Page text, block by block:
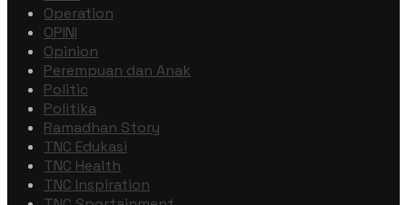
Operation
OPINI
Opinion
Perempuan dan Anak
Politic
Politika
Ramadhan Story
TNC Edukasi
TNC Health
TNC Inspiration